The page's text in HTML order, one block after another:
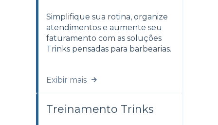
Simplifique sua rotina, organize
atendimentos e aumente seu
faturamento com as soluções
Trinks pensadas para barbearias.
Exibir mais
Treinamento Trinks